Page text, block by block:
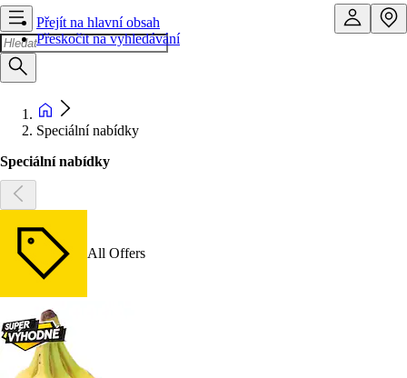
Přejít na hlavní obsah
Přeskočit na vyhledávání
Speciální nabídky
Speciální nabídky
All Offers